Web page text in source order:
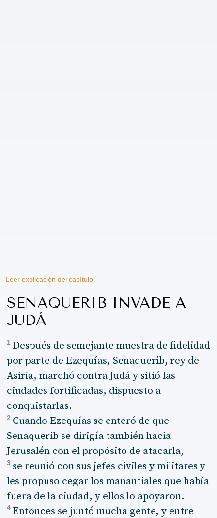
Leer explicación del capítulo
SENAQUERIB INVADE A
JUDÁ
1 Después de semejante muestra de fidelidad
por parte de Ezequías, Senaquerib, rey de
Asiria, marchó contra Judá y sitió las
ciudades fortificadas, dispuesto a
conquistarlas.
2 Cuando Ezequías se enteró de que
Senaquerib se dirigía también hacia
Jerusalén con el propósito de atacarla,
3 se reunió con sus jefes civiles y militares y
les propuso cegar los manantiales que había
fuera de la ciudad, y ellos lo apoyaron.
4 Entonces se juntó mucha gente, y entre